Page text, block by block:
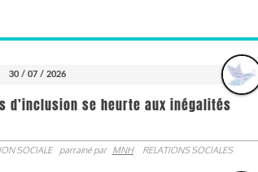
30 / 07 / 2026
d’inclusion se heurte aux inégalités
SOCIALE parrainé par MNH RELATIONS SOCIALES